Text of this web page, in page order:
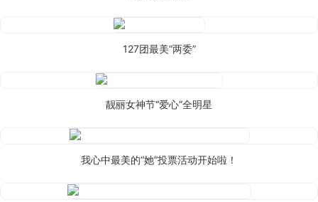
127团最美“两委”
靓丽女神节“爱心”全明星
我心中最美的“她”投票活动开始啦！